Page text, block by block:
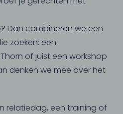
Dan combineren we een
zoeken: een
of juist een workshop
denken we mee over het
relatiedag, een training of